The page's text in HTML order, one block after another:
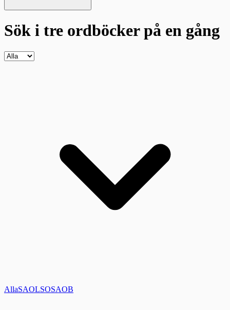
Sök i tre ordböckerpå en gång
AllaSAOLSOSAOB